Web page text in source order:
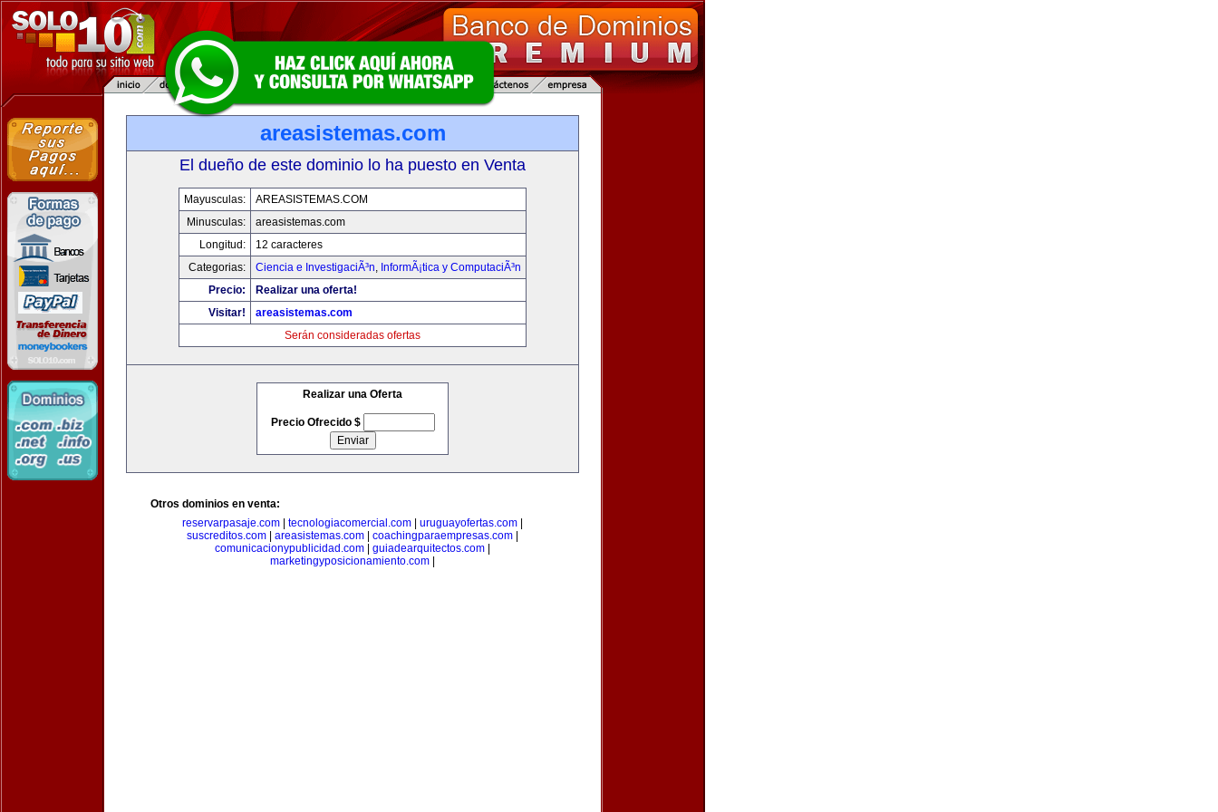
areasistemas.com
El dueño de este dominio lo ha puesto en Venta
Mayusculas:
AREASISTEMAS.COM
Minusculas:
areasistemas.com
Longitud:
12 caracteres
Categorias:
Ciencia e InvestigaciÃ³n, InformÃ¡tica y ComputaciÃ³n
Precio:
Realizar una oferta!
Visitar!
areasistemas.com
Serán consideradas ofertas
Realizar una Oferta
Precio Ofrecido $
Otros dominios en venta:
reservarpasaje.com
tecnologiacomercial.com uruguayofertas.com
suscreditos.com
areasistemas.com coachingparaempresas.com
comunicacionypublicidad.com
guiadearquitectos.com
marketingyposicionamiento.com